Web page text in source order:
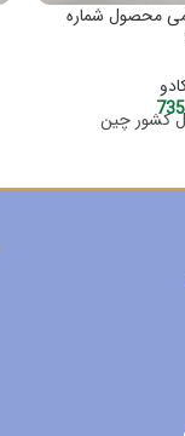
محصول شماره